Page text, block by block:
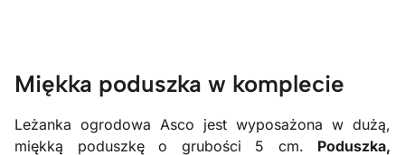
Miękka poduszka w komplecie
Leżanka ogrodowa Asco jest wyposażona w dużą,
miękką poduszkę o grubości 5 cm. Poduszka,